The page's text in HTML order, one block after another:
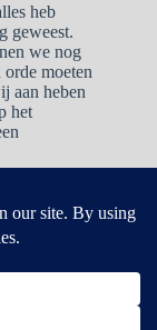
heb
geweest.
we nog
moeten
aan heben
het